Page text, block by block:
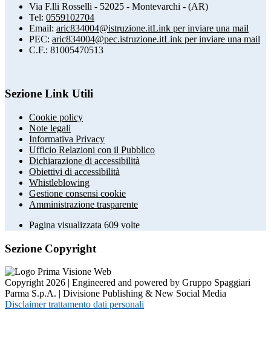
Via F.lli Rosselli - 52025 - Montevarchi - (AR)
Tel: 0559102704
Email: aric834004@istruzione.itLink per inviare una mail
PEC: aric834004@pec.istruzione.itLink per inviare una mail
C.F.: 81005470513
Sezione Link Utili
Cookie policy
Note legali
Informativa Privacy
Ufficio Relazioni con il Pubblico
Dichiarazione di accessibilità
Obiettivi di accessibilità
Whistleblowing
Gestione consensi cookie
Amministrazione trasparente
Pagina visualizzata 609 volte
Sezione Copyright
Copyright 2026 | Engineered and powered by Gruppo Spaggiari
Parma S.p.A. | Divisione Publishing & New Social Media
Disclaimer trattamento dati personali